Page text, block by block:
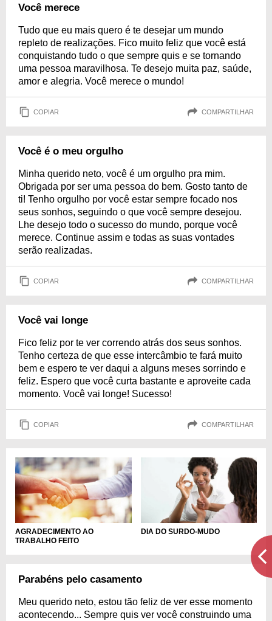
Você merece
Tudo que eu mais quero é te desejar um mundo
repleto de realizações. Fico muito feliz que você está
conquistando tudo o que sempre quis e se tornando
uma pessoa maravilhosa. Te desejo muita paz, saúde,
amor e alegria. Você merece o mundo!
COPIAR COMPARTILHAR
Você é o meu orgulho
Minha querido neto, você é um orgulho pra mim.
Obrigada por ser uma pessoa do bem. Gosto tanto de
ti! Tenho orgulho por você estar sempre focado nos
seus sonhos, seguindo o que você sempre desejou.
Lhe desejo todo o sucesso do mundo, porque você
merece. Continue assim e todas as suas vontades
serão realizadas.
COPIAR COMPARTILHAR
Você vai longe
Fico feliz por te ver correndo atrás dos seus sonhos.
Tenho certeza de que esse intercâmbio te fará muito
bem e espero te ver daqui a alguns meses sorrindo e
feliz. Espero que você curta bastante e aproveite cada
momento. Você vai longe! Sucesso!
COPIAR COMPARTILHAR
AGRADECIMENTO AO
TRABALHO FEITO
DIA DO SURDO-MUDO
Parabéns pelo casamento
Meu querido neto, estou tão feliz de ver esse momento
acontecendo... Sempre quis ver você construindo uma